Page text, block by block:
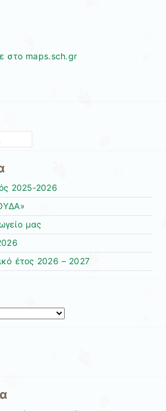
στο maps.sch.gr
2025-2026
μας
έτος 2026 – 2027